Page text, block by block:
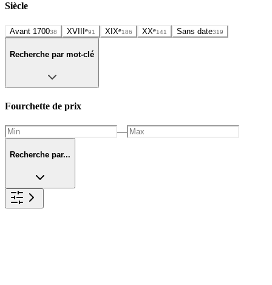
Siècle
Avant 170038 XVIIIᵉ91 XIXᵉ186 XXᵉ141 Sans date319
Recherche par mot-clé
Fourchette de prix
—
Recherche par...